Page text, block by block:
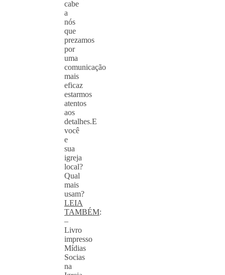
cabe
a
nós
que
prezamos
por
uma
comunicação
mais
eficaz
estarmos
atentos
aos
detalhes.E
você
e
sua
igreja
local?
Qual
mais
usam?
LEIA
TAMBÉM:
–
Livro
impresso
Mídias
Socias
na